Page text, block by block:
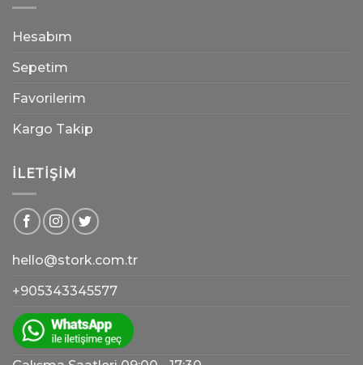
Hesabım
Sepetim
Favorilerim
Kargo Takip
İLETIŞIM
hello@stork.com.tr
+905343345577